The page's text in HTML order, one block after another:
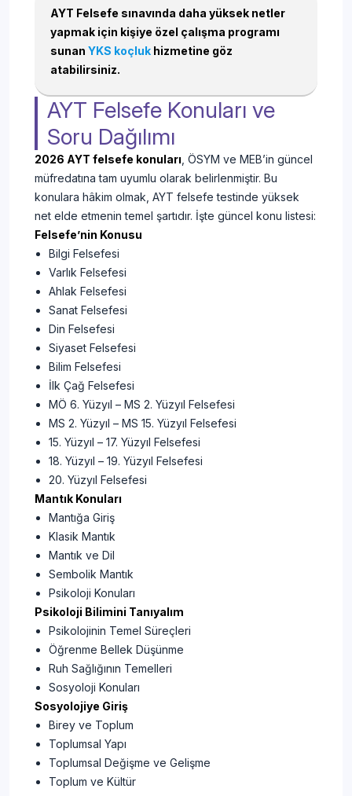
AYT Felsefe sınavında daha yüksek netler
yapmak için kişiye özel çalışma programı
sunan YKS koçluk hizmetine göz
atabilirsiniz.
AYT Felsefe Konuları ve
Soru Dağılımı
2026 AYT felsefe konuları , ÖSYM ve MEB’in güncel
müfredatına tam uyumlu olarak belirlenmiştir. Bu
konulara hâkim olmak, AYT felsefe testinde yüksek
net elde etmenin temel şartıdır. İşte güncel konu listesi:
Felsefe’nin Konusu
Bilgi Felsefesi
Varlık Felsefesi
Ahlak Felsefesi
Sanat Felsefesi
Din Felsefesi
Siyaset Felsefesi
Bilim Felsefesi
İlk Çağ Felsefesi
MÖ 6. Yüzyıl – MS 2. Yüzyıl Felsefesi
MS 2. Yüzyıl – MS 15. Yüzyıl Felsefesi
15. Yüzyıl – 17. Yüzyıl Felsefesi
18. Yüzyıl – 19. Yüzyıl Felsefesi
20. Yüzyıl Felsefesi
Mantık Konuları
Mantığa Giriş
Klasik Mantık
Mantık ve Dil
Sembolik Mantık
Psikoloji Konuları
Psikoloji Bilimini Tanıyalım
Psikolojinin Temel Süreçleri
Öğrenme Bellek Düşünme
Ruh Sağlığının Temelleri
Sosyoloji Konuları
Sosyolojiye Giriş
Birey ve Toplum
Toplumsal Yapı
Toplumsal Değişme ve Gelişme
Toplum ve Kültür